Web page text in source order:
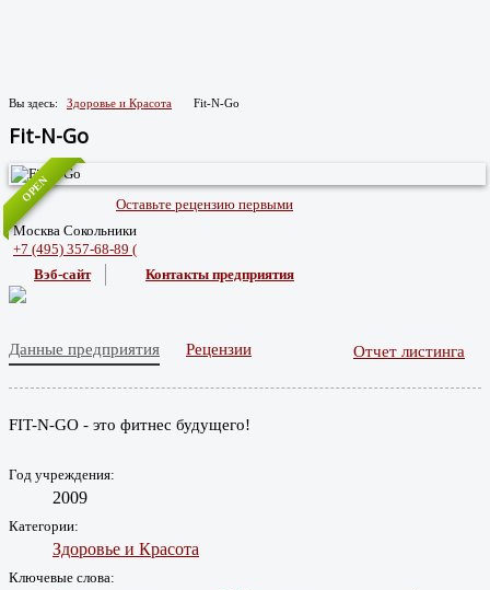
Вы здесь: Здоровье и Красота Fit-N-Go
Fit-N-Go
OPEN
Оставьте рецензию первыми
Москва Сокольники
+7 (495) 357-68-89 (
Вэб-сайт
Контакты предприятия
Данные предприятия Рецензии Отчет листинга
FIT-N-GO - это фитнес будущего!
Год учреждения:
2009
Категории:
Здоровье и Красота
Ключевые слова: